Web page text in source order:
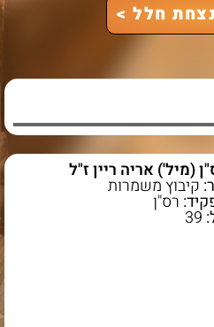
חלל >
(מיל') אריה ריין ז"ל
קיבוץ משמרות
רס"ן